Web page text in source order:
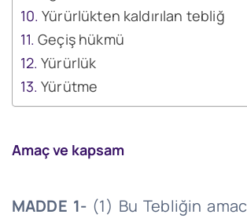
Yürürlükten kaldırılan tebliğ
Geçiş hükmü
Yürürlük
Yürütme
Amaç ve kapsam
MADDE 1- (1) Bu Tebliğin